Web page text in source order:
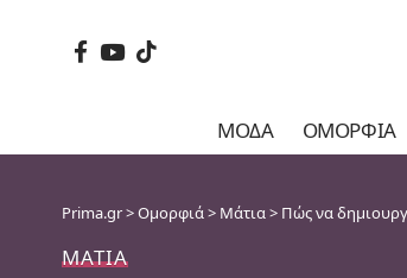
ΜΌΔΑ ΟΜΟΡΦΙΆ
Prima.gr>Ομορφιά> Μάτια> Πώς να
ΜΆΤΙΑ